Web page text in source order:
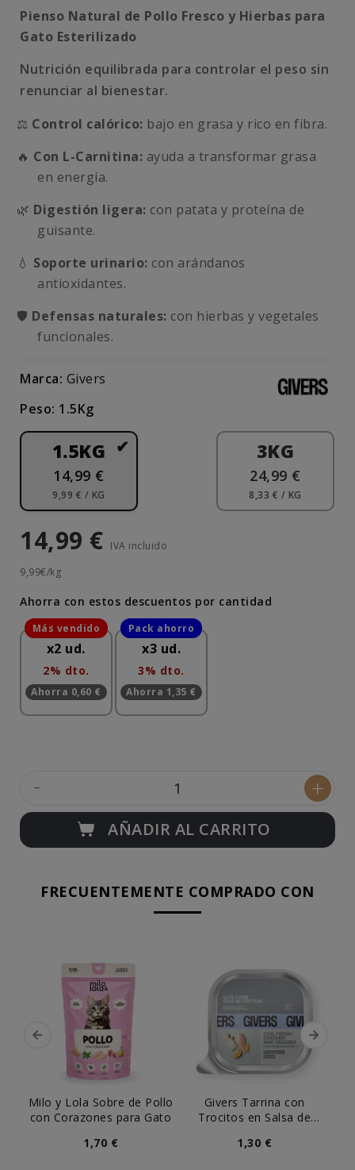
Pienso Natural de Pollo Fresco y Hierbas para
Gato Esterilizado
Nutrición equilibrada para controlar el peso sin
renunciar al bienestar.
⚖️ Control calórico: bajo en grasa y rico en fibra.
🔥 Con L-Carnitina: ayuda a transformar grasa
en energía.
🌿 Digestión ligera: con patata y proteína de
guisante.
💧 Soporte urinario: con arándanos
antioxidantes.
🛡️ Defensas naturales: con hierbas y vegetales
funcionales.
Marca: Givers
Peso: 1.5Kg
1.5KG
14,99 €
9,99 € / KG
3KG
24,99 €
8,33 € / KG
14,99 € IVA incluido
9,99€/kg
Ahorra con estos descuentos por cantidad
x2 ud.
2% dto.
Ahorra 0,60 €
x3 ud.
3% dto.
Ahorra 1,35 €
- +
AÑADIR AL CARRITO
FRECUENTEMENTE COMPRADO CON
Milo y Lola Sobre de Pollo
con Corazones para Gato
1,70 €
Givers Tarrina con
Trocitos en Salsa de
1,30 €